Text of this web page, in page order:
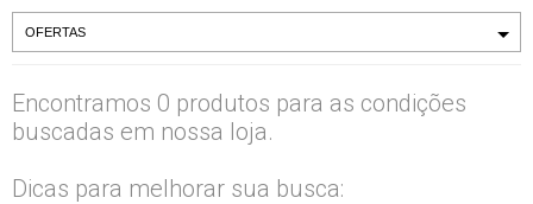
Encontramos 0 produtos para as condições
buscadas em nossa loja.
Dicas para melhorar sua busca: